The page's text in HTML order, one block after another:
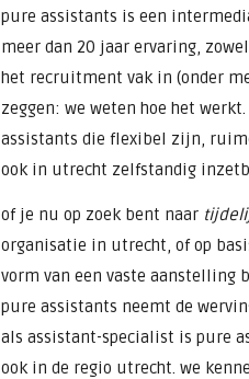
pure assistants is een
meer dan 20 jaar ervaring,
het recruitment vak in (onder
zeggen: we weten hoe het
assistants die flexibel zijn,
ook in utrecht zelfstandig
of je nu op zoek bent naar
organisatie in utrecht, of op
vorm van een vaste aanstelling
pure assistants neemt de
als assistant-specialist is pure
ook in de regio utrecht. we